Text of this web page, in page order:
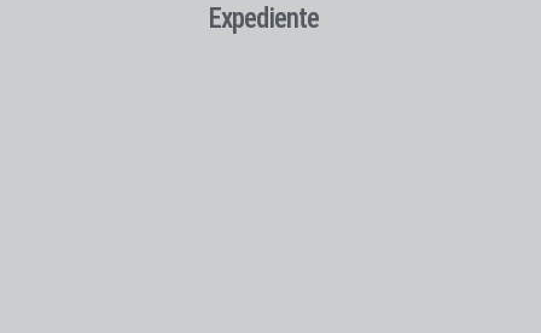
Expediente